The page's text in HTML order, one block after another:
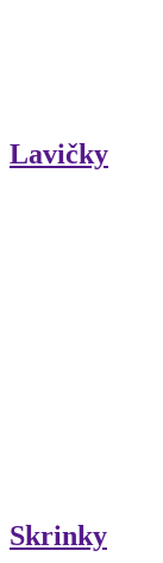
Lavičky
Skrinky